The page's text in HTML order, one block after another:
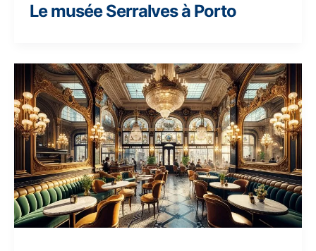
Le musée Serralves à Porto